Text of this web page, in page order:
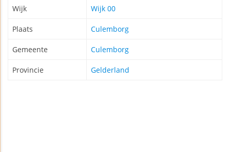
Wijk Wijk 00
Plaats Culemborg
Gemeente Culemborg
Provincie Gelderland